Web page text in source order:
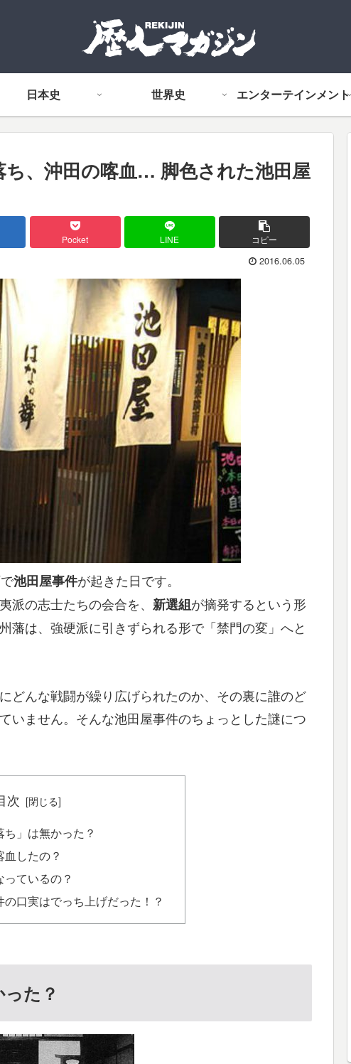
日本史 世界史 エンターテインメント
ち、沖田の喀血… 脚色された池田屋
Pocket LINE コピー
2016.06.05
池田屋事件が起きた日です。
の志士たちの会合を、 新選組が摘発するという形
藩は、強硬派に引きずられる形で「禁門の変」へと
どんな戦闘が繰り広げられたのか、その裏に誰のど
いません。そんな池田屋事件のちょっとした謎につ
次
」は無かった？
したの？
ているの？
口実はでっち上げだった！？
た？